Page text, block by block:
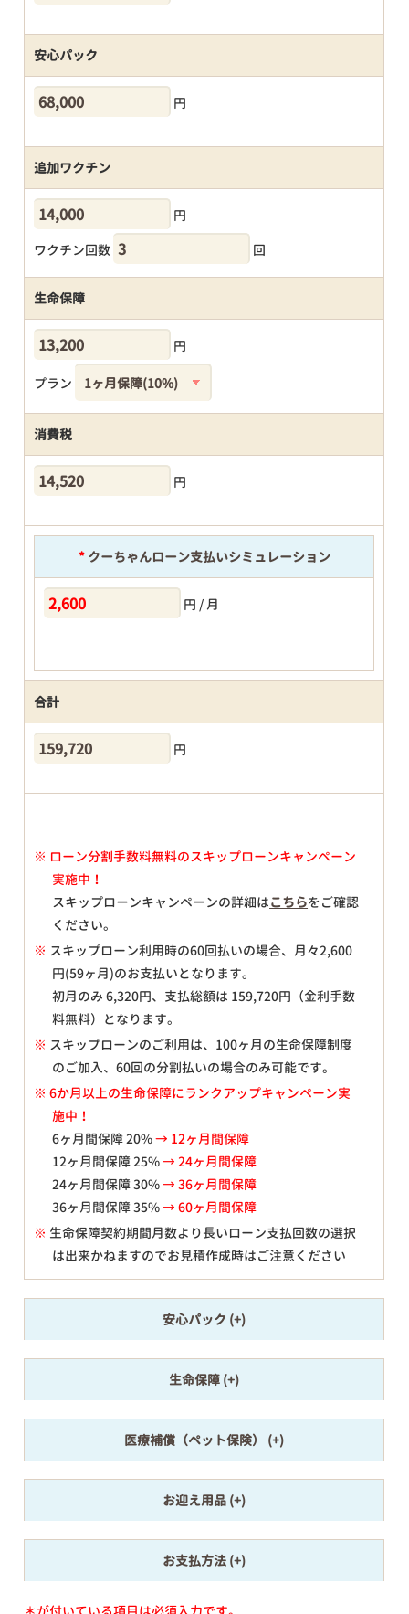
安心パック
円
追加ワクチン
円
ワクチン回数
回
生命保障
円
プラン
消費税
円
*クーちゃんローン支払いシミュレーション
円 / 月
合計
円
※ ローン分割手数料無料のスキップローンキャンペーン
実施中！
スキップローンキャンペーンの詳細はこちらをご確認
ください。
※ スキップローン利用時の60回払いの場合、月々2,600
円(59ヶ月)のお支払いとなります。
初月のみ6,320円、支払総額は 159,720円（金利手数
料無料）となります。
※ スキップローンのご利用は、100ヶ月の生命保障制度
のご加入、60回の分割払いの場合のみ可能です。
※ 6か月以上の生命保障にランクアップキャンペーン実
施中！
6ヶ月間保障 20%→ 12ヶ月間保障
12ヶ月間保障 25%→ 24ヶ月間保障
24ヶ月間保障 30%→ 36ヶ月間保障
36ヶ月間保障 35%→ 60ヶ月間保障
※ 生命保障契約期間月数より長いローン支払回数の選択
は出来かねますのでお見積作成時はご注意ください
安心パック
生命保障
医療補償（ペット保険）
お迎え用品
お支払方法